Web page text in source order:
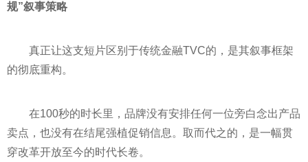
规”叙事策略
真正让这支短片区别于传统金融TVC的，是其叙事框架
的彻底重构。
在100秒的时长里，品牌没有安排任何一位旁白念出产品
卖点，也没有在结尾强植促销信息。取而代之的，是一幅贯
穿改革开放至今的时代长卷。